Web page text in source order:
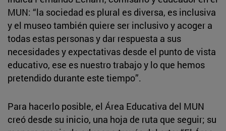
MUN: “la sociedad es plural es diversa, es inclusiva
y el museo también quiere ser inclusivo y acoger a
todas estas personas y dar respuesta a sus
necesidades y expectativas desde el punto de vista
educativo, ese es nuestro trabajo y lo que hemos
pretendido durante este tiempo”.
Para hacerlo posible, el Área Educativa del MUN
creó desde su inicio, una hoja de ruta que seguir; su